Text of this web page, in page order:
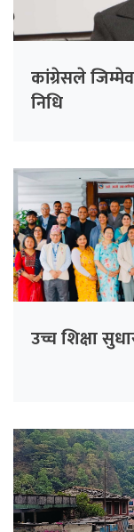
कांग्रेसले
निधि
उच्च शिक्षा